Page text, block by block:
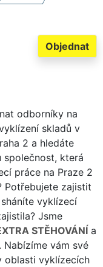
Objednat
odborníky na
skladů v
2 a hledáte
společnost, která
práce na Praze 2
Potřebujete zajistit
vyklízecí
Jsme
STĚHOVÁNÍ a
Nabízíme vám své
oblasti vyklízecích